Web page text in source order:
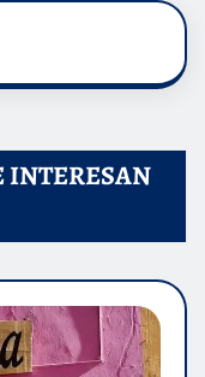
INTERESAN